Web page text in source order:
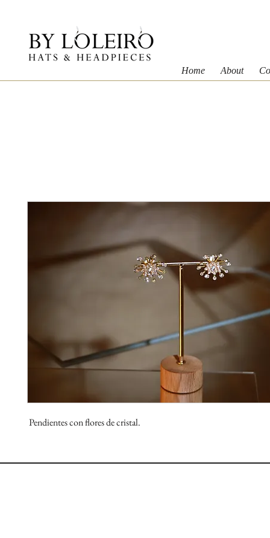
Home About
Pendientes con flores de cristal.